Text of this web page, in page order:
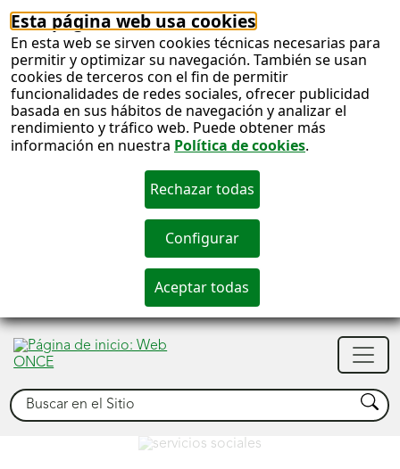
Esta página web usa cookies
En esta web se sirven cookies técnicas necesarias para
permitir y optimizar su navegación. También se usan
cookies de terceros con el fin de permitir
funcionalidades de redes sociales, ofrecer publicidad
basada en sus hábitos de navegación y analizar el
rendimiento y tráfico web. Puede obtener más
información en nuestra Política de cookies.
Buscar Buscar
Servicios Sociales